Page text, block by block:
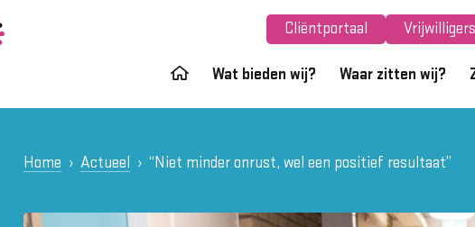
Cliëntportaal Vrijwilligers
Wat bieden wij? Waar zitten wij?
Home Actueel “Niet minder onrust, wel een positief resultaat”